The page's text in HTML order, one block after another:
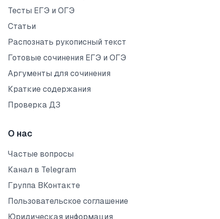
Тесты ЕГЭ и ОГЭ
Статьи
Распознать рукописный текст
Готовые сочинения ЕГЭ и ОГЭ
Аргументы для сочинения
Краткие содержания
Проверка ДЗ
О нас
Частые вопросы
Канал в Telegram
Группа ВКонтакте
Пользовательское соглашение
Юридическая информация